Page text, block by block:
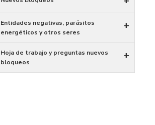
Entidades negativas, parásitos
energéticos y otros seres
+
Hoja de trabajo y preguntas nuevos
bloqueos
+